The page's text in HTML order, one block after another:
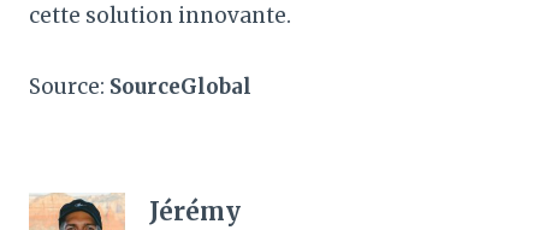
cette solution innovante.
Source: SourceGlobal
Jérémy